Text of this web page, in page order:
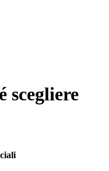
scegliere